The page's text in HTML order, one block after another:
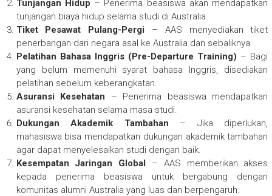
Tunjangan Hidup – Penerima beasiswa akan mendapatkan
tunjangan biaya hidup selama studi di Australia.
Tiket Pesawat Pulang-Pergi – AAS menyediakan tiket
penerbangan dari negara asal ke Australia dan sebaliknya.
Pelatihan Bahasa Inggris (Pre-Departure Training) – Bagi
yang belum memenuhi syarat bahasa Inggris, disediakan
pelatihan sebelum keberangkatan.
Asuransi Kesehatan – Penerima beasiswa mendapatkan
asuransi kesehatan selama masa studi.
Dukungan Akademik Tambahan – Jika diperlukan,
mahasiswa bisa mendapatkan dukungan akademik tambahan
agar dapat menyelesaikan studi dengan baik.
Kesempatan Jaringan Global – AAS memberikan akses
kepada penerima beasiswa untuk bergabung dengan
komunitas alumni Australia yang luas dan berpengaruh.